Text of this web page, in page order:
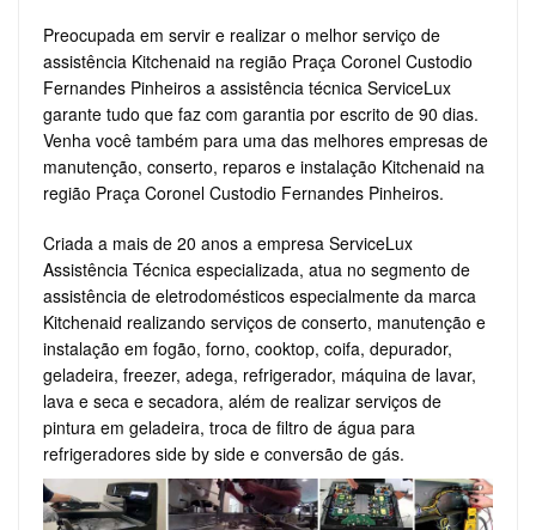
Preocupada em servir e realizar o melhor serviço de
assistência Kitchenaid na região Praça Coronel Custodio
Fernandes Pinheiros a assistência técnica ServiceLux
garante tudo que faz com garantia por escrito de 90 dias.
Venha você também para uma das melhores empresas de
manutenção, conserto, reparos e instalação Kitchenaid na
região Praça Coronel Custodio Fernandes Pinheiros.
Criada a mais de 20 anos a empresa ServiceLux
Assistência Técnica especializada, atua no segmento de
assistência de eletrodomésticos especialmente da marca
Kitchenaid realizando serviços de conserto, manutenção e
instalação em fogão, forno, cooktop, coifa, depurador,
geladeira, freezer, adega, refrigerador, máquina de lavar,
lava e seca e secadora, além de realizar serviços de
pintura em geladeira, troca de filtro de água para
refrigeradores side by side e conversão de gás.